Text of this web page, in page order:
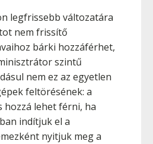
legfrissebb változatára
nem frissítő
bárki hozzáférhet,
szintű
nem ez az egyetlen
feltörésének: a
hozzá lehet férni, ha
indítjuk el a
nyitjuk meg a